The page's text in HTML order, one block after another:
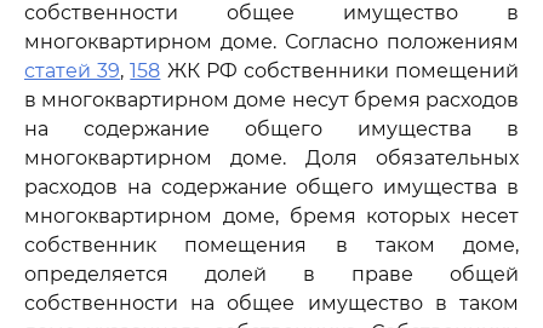
собственности общее имущество в
многоквартирном доме. Согласно положениям
статей 39,158 ЖК РФ собственники помещений
в многоквартирном доме несут бремя расходов
на содержание общего имущества в
многоквартирном доме. Доля обязательных
расходов на содержание общего имущества в
многоквартирном доме, бремя которых несет
собственник помещения в таком доме,
определяется долей в праве общей
собственности на общее имущество в таком